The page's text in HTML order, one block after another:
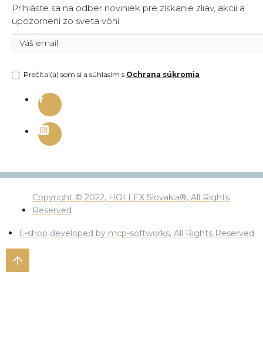
Prihláste sa na odber noviniek pre získanie zliav, akcií a
upozornení zo sveta vôní
Prečítal(a) som si a súhlasím s Ochrana súkromia
Copyright © 2022, HOLLEX Slovakia®, All Rights
Reserved
E-shop developed by mcp-softworks, All Rights Reserved